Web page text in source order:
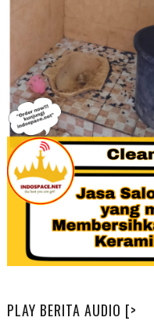
PLAY BERITA AUDIO [>